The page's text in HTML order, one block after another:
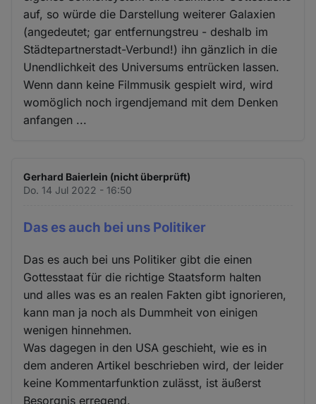
auf, so würde die Darstellung weiterer Galaxien
(angedeutet; gar entfernungstreu - deshalb im
Städtepartnerstadt-Verbund!) ihn gänzlich in die
Unendlichkeit des Universums entrücken lassen.
Wenn dann keine Filmmusik gespielt wird, wird
womöglich noch irgendjemand mit dem Denken
anfangen ...
Gerhard Baierlein (nicht überprüft)
Do. 14 Jul 2022 - 16:50
Das es auch bei uns Politiker
Das es auch bei uns Politiker gibt die einen
Gottesstaat für die richtige Staatsform halten
und alles was es an realen Fakten gibt ignorieren,
kann man ja noch als Dummheit von einigen
wenigen hinnehmen.
Was dagegen in den USA geschieht, wie es in
dem anderen Artikel beschrieben wird, der leider
keine Kommentarfunktion zulässt, ist äußerst
Besorgnis erregend.